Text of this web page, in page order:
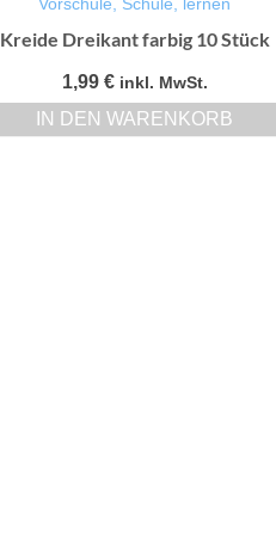
Kreide Dreikant farbig 10 Stück
1,99 € inkl. MwSt.
IN DEN WARENKORB